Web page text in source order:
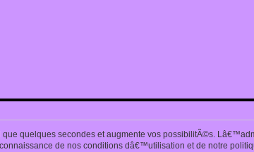
quelques secondes et augmente vos possibilitÃ©s.
de nos conditions dâ€™utilisation et de notre